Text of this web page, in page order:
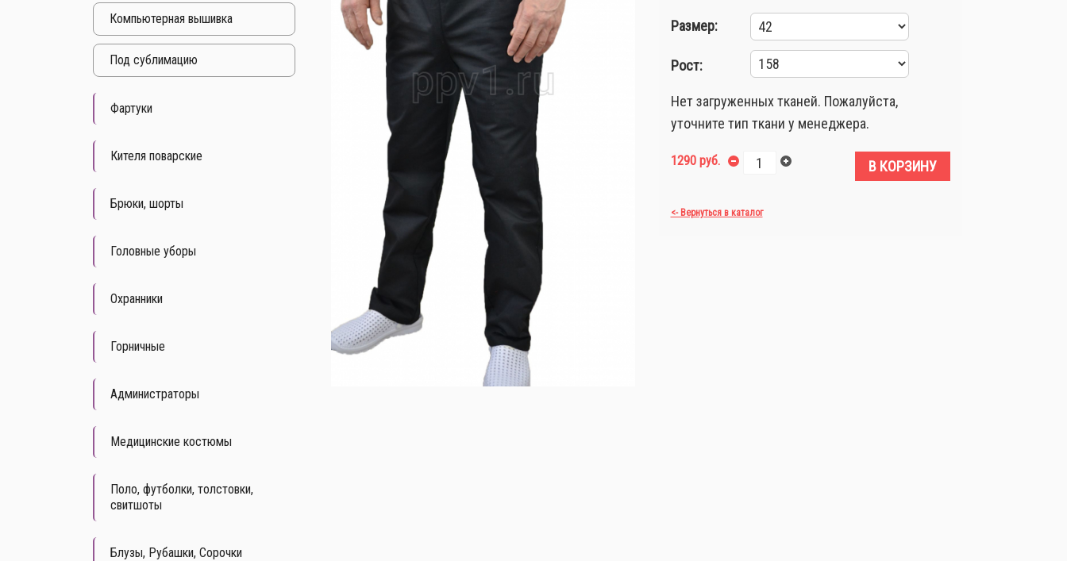
Компьютерная вышивка
Под cублимацию
Фартуки
Кителя поварские
Брюки, шорты
Головные уборы
Охранники
Горничные
Администраторы
Медицинские костюмы
Поло, футболки, толстовки,
свитшоты
Блузы, Рубашки, Сорочки
Размер:
Рост:
Нет загруженных тканей. Пожалуйста,
уточните тип ткани у менеджера.
1290 руб. В КОРЗИНУ
<- Вернуться в каталог